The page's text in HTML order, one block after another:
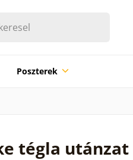
Poszterek
tégla